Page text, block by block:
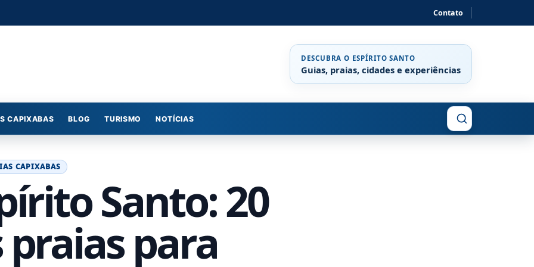
Contato
DESCUBRA O ESPÍRITO SANTO
Guias, praias, cidades e experiências
Buscar
CAPIXABAS BLOG TURISMO NOTÍCIAS
CAPIXABAS
Santo: 20
para